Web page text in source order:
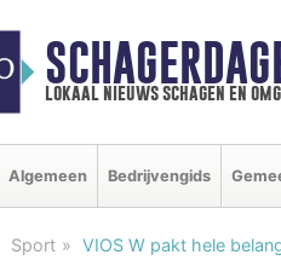
lokaal nieuws schagen en
Algemeen Bedrijvengids
Sport VIOS W pakt hele